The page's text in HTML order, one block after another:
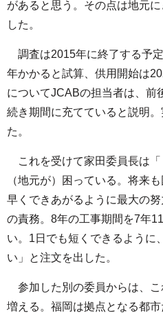
があると思う。その点は地元
した。
調査は2015年に終了する予
年かかると試算、供用開始は
についてJCABの担当者は、前
続き期間に充てていると説明
た。
これを受けて家田委員長は「
（地元が）困っている。将来
早くできあがるように最大の
の責務。8年の工事期間を7年
い。1日でも短くできるように
い」と注文を出した。
参加した別の委員からは、
増える。福岡は拠点となる都